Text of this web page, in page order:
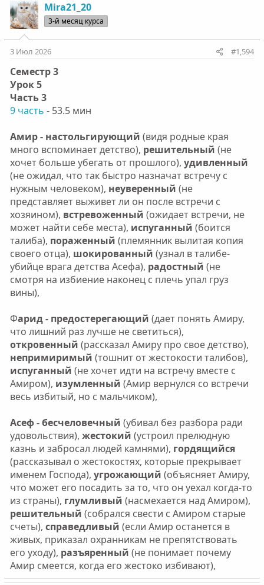
Mira21_20
3-й месяц курса
3 Июл 2026 #1,594
Семестр 3
Урок 5
Часть 3
9 часть - 53.5 мин
Амир - настольгирующий (видя родные края
много вспоминает детство), решительный (не
хочет больше убегать от прошлого), удивленный
(не ожидал, что так быстро назначат встречу с
нужным человеком), неуверенный (не
представляет выживет ли он после встречи с
хозяином), встревоженный (ожидает встречи, не
может найти себе места), испуганный (боится
талиба), пораженный (племянник вылитая копия
своего отца), шокированный (узнал в талибе-
убийце врага детства Асефа), радостный (не
смотря на избиение наконец с плечь упал груз
вины),
Фарид - предостерегающий (дает понять Амиру,
что лишний раз лучше не светиться),
откровенный (рассказал Амиру про свое детство),
непримиримый (тошнит от жестокости талибов),
испуганный (не хочет идти на встречу вместе с
Амиром), изумленный (Амир вернулся со встречи
весь избитый, но с мальчиком),
Асеф - бесчеловечный (убивал без разбора ради
удовольствия), жестокий (устроил прелюдную
казнь и забросал людей камнями), гордящийся
(рассказывал о жестокостях, которые прекрывает
именем Господа), угрожающий (объясняет Амиру,
что может его посадить за то, что он уехал когда-то
из страны), глумливый (насмехается над Амиром),
решительный (собрался свести с Амиром старые
счеты), справедливый (если Амир останется в
живых, приказал охранникам не препятствовать
его уходу), разъяренный (не понимает почему
Амир смеется, когда его жестоко избивают),